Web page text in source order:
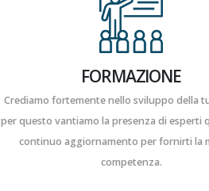
FORMAZIONE
Crediamo fortemente nello sviluppo della
per questo vantiamo la presenza di esperti
continuo aggiornamento per fornirti la
competenza.